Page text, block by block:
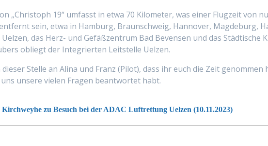
„Christoph 19“ umfasst in etwa 70 Kilometer, was einer Flugzeit von
sein, etwa in Hamburg, Braunschweig, Hannover, Magdeburg,
das Herz- und Gefäßzentrum Bad Bevensen und das Städtische
obliegt der Integrierten Leitstelle Uelzen.
Stelle an Alina und Franz (Pilot), dass ihr euch die Zeit
unsere vielen Fragen beantwortet habt.
zu Besuch bei der ADAC Luftrettung Uelzen (10.11.2023)